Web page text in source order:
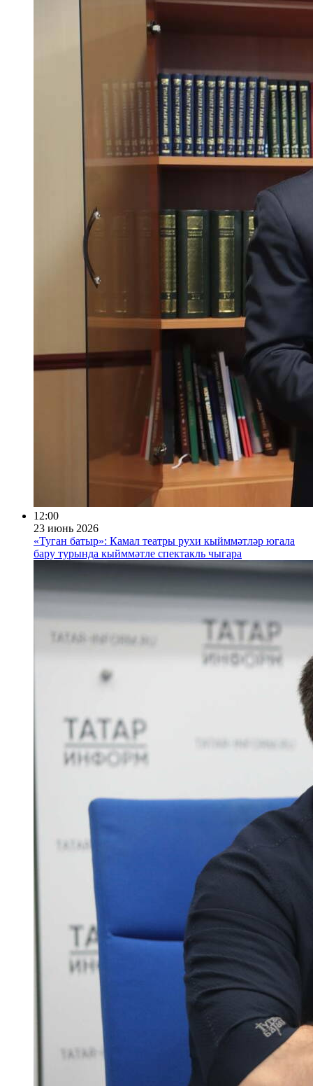
12:00
23 июнь 2026
«Туган батыр»: Камал театры рухи кыйммәтләр югала
бару турында кыйммәтле спектакль чыгара